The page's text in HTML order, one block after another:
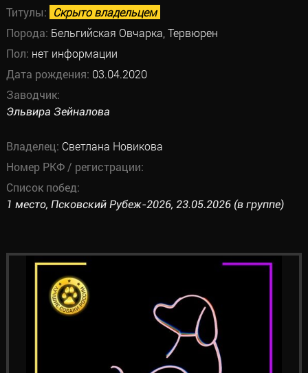
Титулы: Скрыто владельцем
Порода: Бельгийская Овчарка, Тервюрен
Пол: нет информации
Дата рождения: 03.04.2020
Заводчик:
Эльвира Зейналова
Владелец: Светлана Новикова
Номер РКФ / регистрации:
Список побед:
1 место, Псковский Рубеж-2026, 23.05.2026 (в группе)